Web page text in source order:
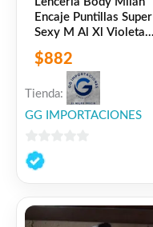
Encaje Puntillas Super
Sexy M Al Xl Violeta
Claro M
$882
Tienda:
GG IMPORTACIONES
0
de